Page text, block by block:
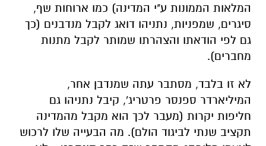
המלאות הממונות ע"י המדינה) כמו ארוחות שף,
סיגרים, שמפניות, נתניהו דואג לקבל מנדבנים (כך
גם לפי הודאתו והצהרתו שמותר לקבל מתנות
מחברים).
לא זו בלבד, מסתבר עתה שמנדבן אחר,
המיליארדר ספנסר פרטריג', קיבל נתניהו גם
חליפות יקרות (מעבר לכך הוא מקבל מהמדינה
תקציב שנתי לביגוד הולם). מה הבעייה שלו לרכוש